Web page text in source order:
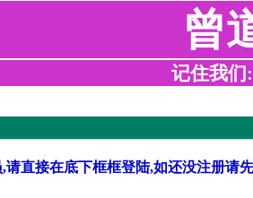
曾
记住我们
请直接在底下框框登陆,如还没注册请